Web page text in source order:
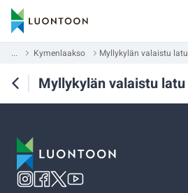
... Kymenlaakso Myllykylän valaistu latu
Myllykylän valaistu latu